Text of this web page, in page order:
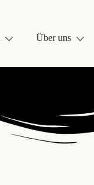
Über uns